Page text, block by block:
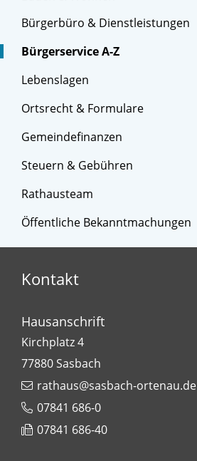
Bürgerbüro & Dienstleistungen
Bürgerservice A-Z
Lebenslagen
Ortsrecht & Formulare
Gemeindefinanzen
Steuern & Gebühren
Rathausteam
Öffentliche Bekanntmachungen
Kontakt
Hausanschrift
Kirchplatz 4
77880Sasbach
rathaus@sasbach-ortenau.de
07841 686-0
07841 686-40